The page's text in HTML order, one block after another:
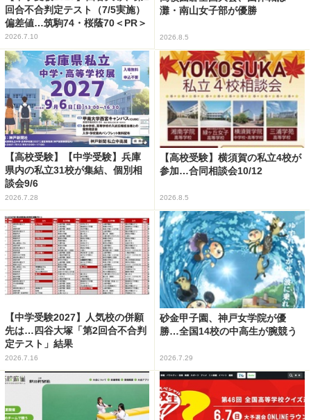
回合不合判定テスト（7/5実施）
偏差値…筑駒74・桜蔭70＜PR＞
2026.7.10
灘・南山女子部が優勝
2026.8.5
【高校受験】【中学受験】兵庫
県内の私立31校が集結、個別相
談会9/6
2026.7.28
【高校受験】横須賀の私立4校が
参加…合同相談会10/12
2026.8.5
【中学受験2027】人気校の併願
先は…四谷大塚「第2回合不合判
定テスト」結果
2026.7.16
砂金甲子園、神戸女学院が優
勝…全国14校の中高生が腕競う
2026.7.29